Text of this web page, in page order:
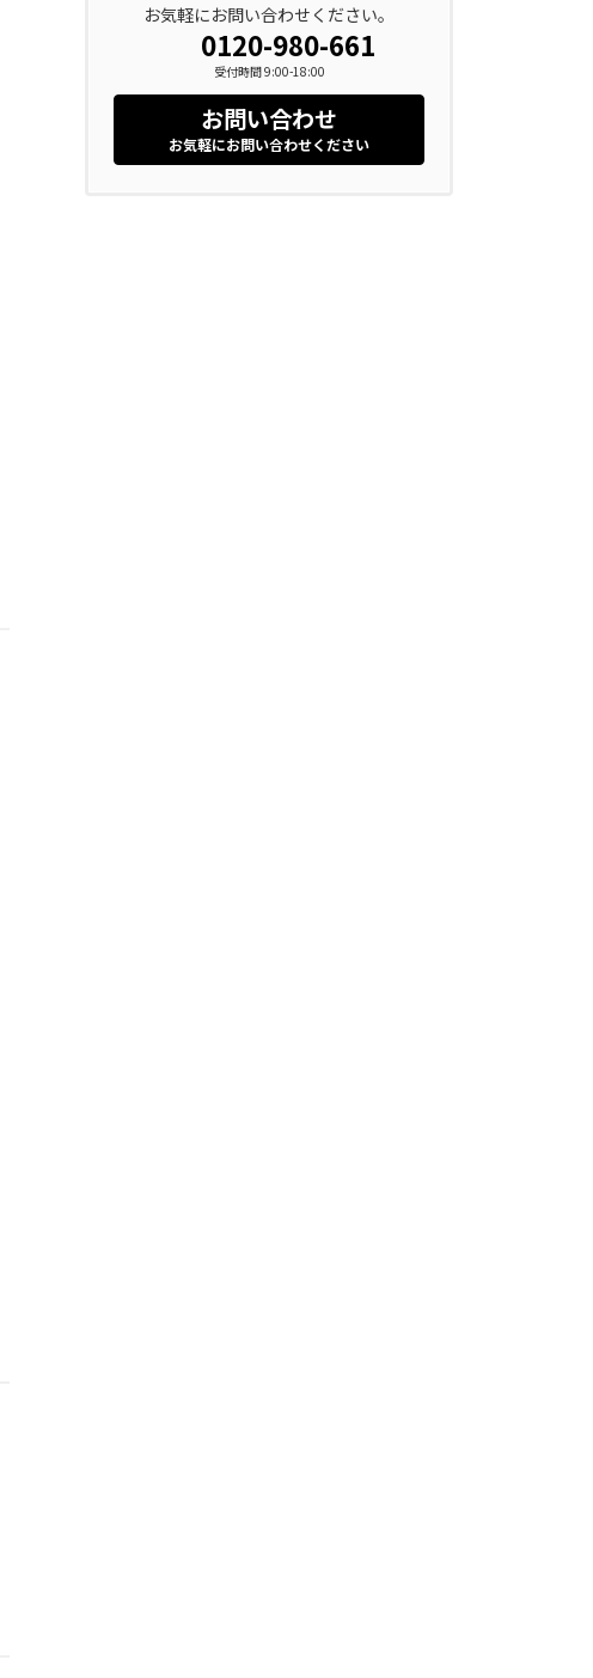
お気軽にお問い合わせください。
0120-980-661
受付時間 9:00-18:00
お問い合わせ
お気軽にお問い合わせください